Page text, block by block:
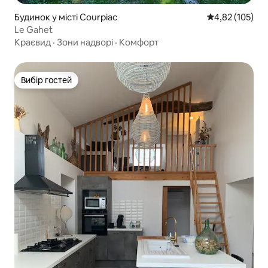
Будинок у місті Courpiac Середня
4,82 (105)
Le Gahet
Краєвид · Зони надворі · Комфорт
Вибір гостей
Вибір гостей